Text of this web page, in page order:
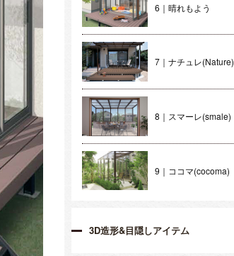
6｜晴れもよう
7｜ナチュレ(Nature)
8｜スマーレ(smale)
9｜ココマ(cocoma)
3D造形&目隠しアイテム